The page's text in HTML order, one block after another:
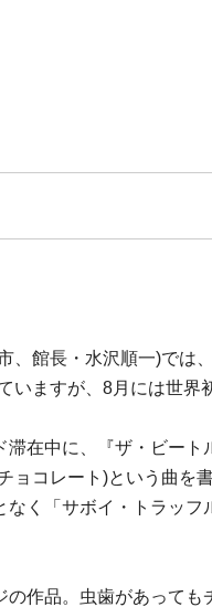
、館長・水沢順一)で
ますが、8月には世界
在中に、『ザ・ビー
コレート)という曲を書
く「サボイ・トラッ
の作品。虫歯があって